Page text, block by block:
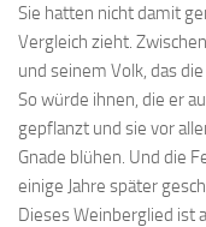
Sie hatten nicht damit
Vergleich zieht.
und seinem Volk, das
So würde ihnen, die er
gepflanzt und sie vor
Gnade blühen. Und die
einige Jahre später
Dieses Weinberglied ist